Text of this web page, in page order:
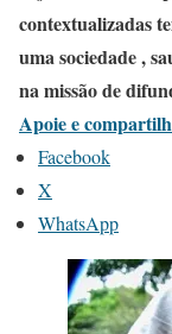
contextualizadas
uma sociedade ,
na missão de
Apoie e
Facebook
X
WhatsApp